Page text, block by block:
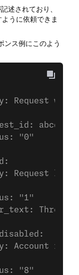
述されており、
うに依頼できま
ンス例にこのよう
Request was
"0"
Request
"1"
Account is
"8"